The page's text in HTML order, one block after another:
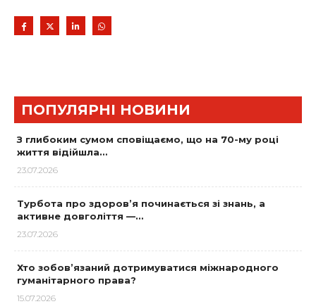
ПОПУЛЯРНІ НОВИНИ
З глибоким сумом сповіщаємо, що на 70-му році
життя відійшла…
23.07.2026
Турбота про здоров’я починається зі знань, а
активне довголіття —…
23.07.2026
Хто зобов’язаний дотримуватися міжнародного
гуманітарного права?
15.07.2026